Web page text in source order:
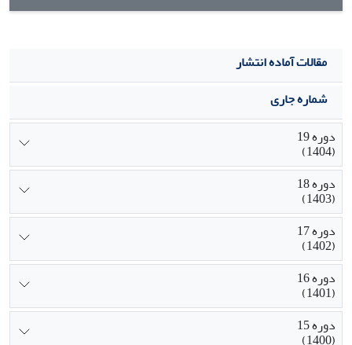
مقالات آماده انتشار
شماره جاری
دوره 19
(1404)
دوره 18
(1403)
دوره 17
(1402)
دوره 16
(1401)
دوره 15
(1400)